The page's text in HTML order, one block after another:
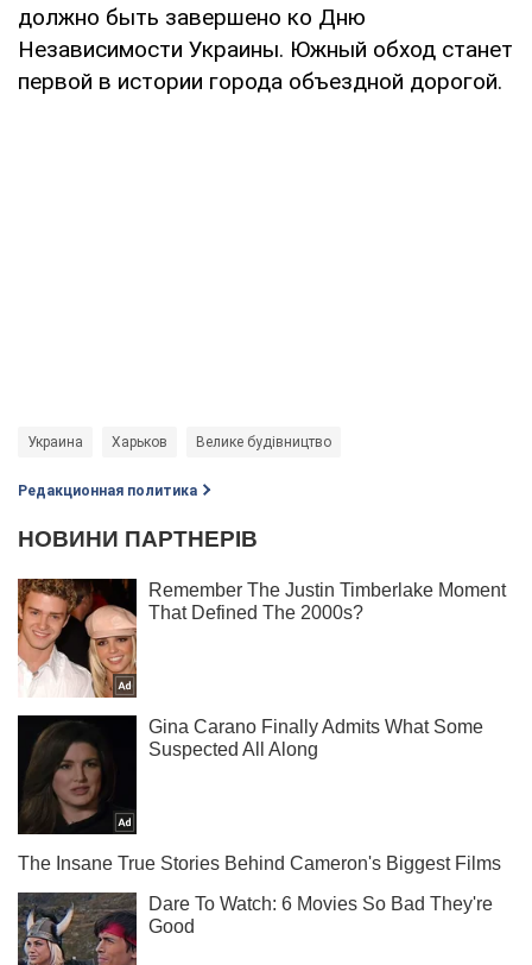
должно быть завершено ко Дню
Независимости Украины. Южный обход станет
первой в истории города объездной дорогой.
Украина Харьков Велике будівництво
Редакционная политика